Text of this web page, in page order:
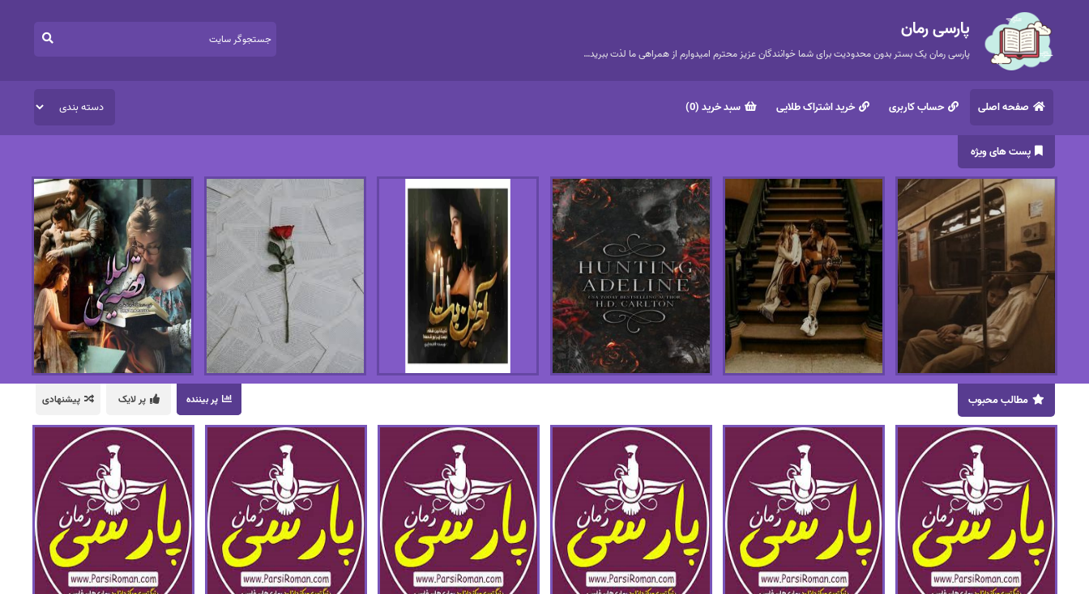
پارسی رمان
پارسی رمان یک بستر بدون محدودیت برای شما خوانندگان عزیز محترم امیدوارم از همراهی ما لذت ببرید…
صفحه اصلی حساب کاربری خرید اشتراک طلایی سبد خرید (0)
پست های ویژه
پر بیننده پر لایک پیشنهادی مطالب محبوب